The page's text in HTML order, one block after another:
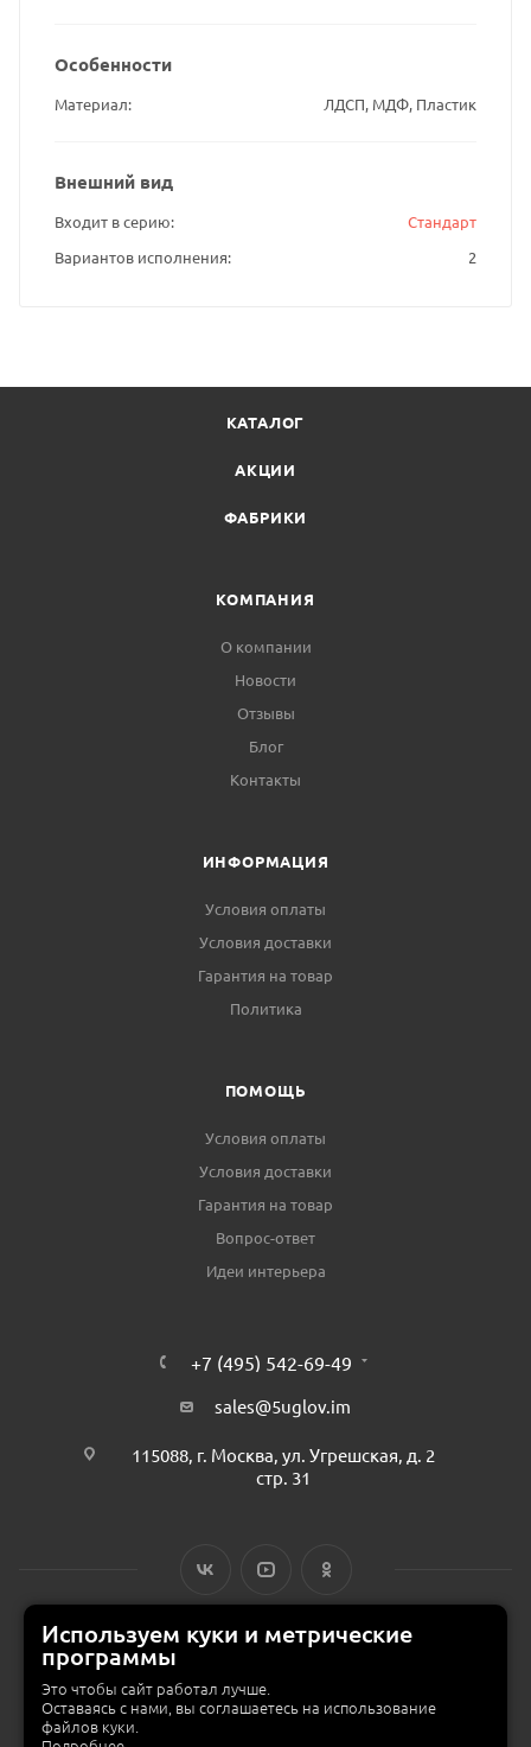
Особенности
Материал ЛДСП, МДФ, Пластик
Внешний вид
Входит в серию
Стандарт
Вариантов исполнения
2
КАТАЛОГ
АКЦИИ
ФАБРИКИ
КОМПАНИЯ
О компании
Новости
Отзывы
Блог
Контакты
ИНФОРМАЦИЯ
Условия оплаты
Условия доставки
Гарантия на товар
Политика
ПОМОЩЬ
Условия оплаты
Условия доставки
Гарантия на товар
Вопрос-ответ
Идеи интерьера
+7 (495) 542-69-49
sales@5uglov.im
115088, г. Москва, ул. Угрешская, д. 2
стр. 31
© 2015 — 2026 «MEBZILLA» (ex. 5UGLOV.IM) —
мебели в Москве
Используем куки и метрические
программы
Это чтобы сайт работал лучше.
Оставаясь с нами, вы соглашаетесь на использование
файлов куки.